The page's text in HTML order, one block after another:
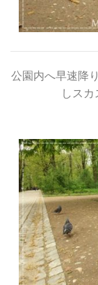
公園内へ早速降
しスカ